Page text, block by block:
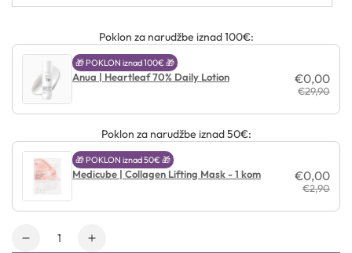
Poklon za narudžbe iznad 100€:
🎁 POKLON iznad 100€ 🎁
Anua | Heartleaf 70% Daily Lotion €0,00
€29,90
Poklon za narudžbe iznad 50€:
🎁 POKLON iznad 50€ 🎁
Medicube | Collagen Lifting Mask - 1 kom €0,00
€2,90
Količina